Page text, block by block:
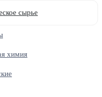
сырье
химия